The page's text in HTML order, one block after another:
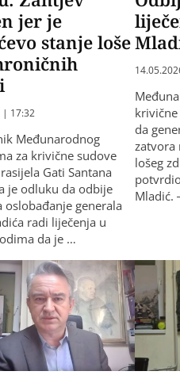
jer je
stanje loše
| 17:32
Međunarodnog
za krivične sudove
Gati Santana
je odluku da odbije
oslobađanje generala
radi liječenja u
da je …
da
zatvora
lošeg
Mladić.